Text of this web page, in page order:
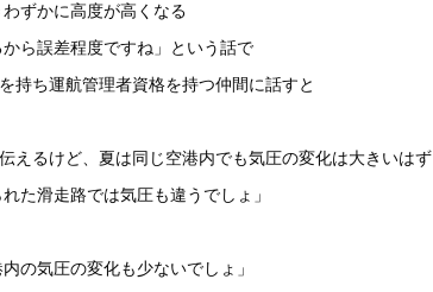
ずかに高度が高くなる
ら誤差程度ですね」という話で
持ち運航管理者資格を持つ仲間に話すと
えるけど、夏は同じ空港内でも気圧の変化は大きいはず
た滑走路では気圧も違うでしょ」
の気圧の変化も少ないでしょ」